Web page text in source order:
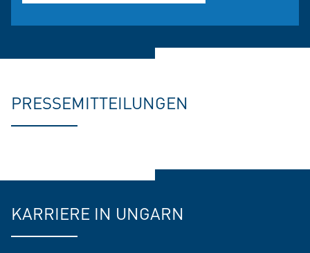
PRESSEMITTEILUNGEN
KARRIERE IN UNGARN